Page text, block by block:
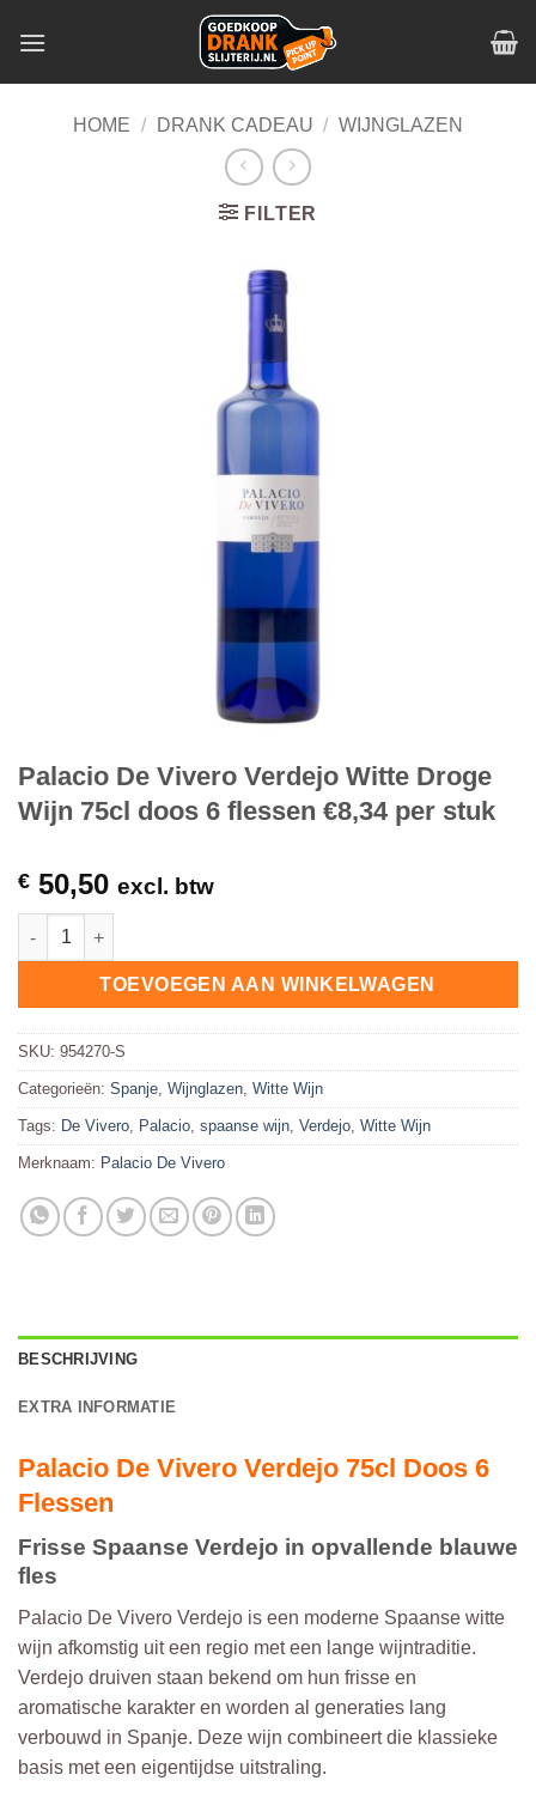
HOME / DRANK CADEAU / WIJNGLAZEN
FILTER
Palacio De Vivero Verdejo Witte Droge
Wijn 75cl doos 6 flessen €8,34 per stuk
€ 50,50 excl. btw
Palacio De Vivero Verdejo Witte Droge Wijn 75cl doos 6
TOEVOEGEN AAN WINKELWAGEN
SKU: 954270-S
Categorieën: Spanje Wijnglazen Witte Wijn
Tags: De Vivero Palacio spaanse wijn Verdejo Witte Wijn
Merknaam: Palacio De Vivero
BESCHRIJVING
EXTRA INFORMATIE
Palacio De Vivero Verdejo 75cl Doos 6
Flessen
Frisse Spaanse Verdejo in opvallende blauwe
fles
Palacio De Vivero Verdejo is een moderne Spaanse witte
wijn afkomstig uit een regio met een lange wijntraditie.
Verdejo druiven staan bekend om hun frisse en
aromatische karakter en worden al generaties lang
verbouwd in Spanje. Deze wijn combineert die klassieke
basis met een eigentijdse uitstraling.